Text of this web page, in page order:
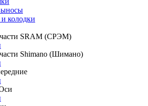
колодки
SRAM (СРЭМ)
Shimano (Шимано)